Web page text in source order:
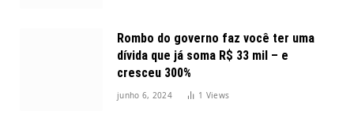
Rombo do governo faz você ter uma
dívida que já soma R$ 33 mil – e
cresceu 300%
junho 6, 2024 1 Views